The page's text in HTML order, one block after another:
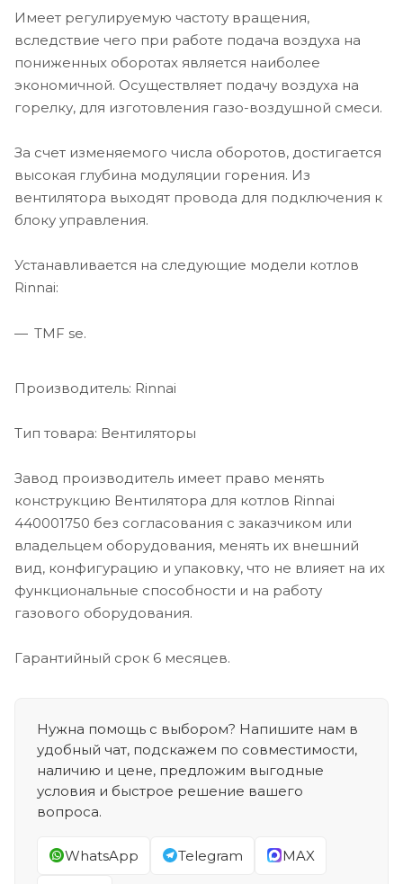
Имеет регулируемую частоту вращения,
вследствие чего при работе подача воздуха на
пониженных оборотах является наиболее
экономичной. Осуществляет подачу воздуха на
горелку, для изготовления газо-воздушной смеси.
За счет изменяемого числа оборотов, достигается
высокая глубина модуляции горения. Из
вентилятора выходят провода для подключения к
блоку управления.
Устанавливается на следующие модели котлов
Rinnai:
TMF se.
Производитель: Rinnai
Тип товара: Вентиляторы
Завод производитель имеет право менять
конструкцию Вентилятора для котлов Rinnai
440001750 без согласования с заказчиком или
владельцем оборудования, менять их внешний
вид, конфигурацию и упаковку, что не влияет на их
функциональные способности и на работу
газового оборудования.
Гарантийный срок 6 месяцев.
Нужна помощь с выбором? Напишите нам в
удобный чат, подскажем по совместимости,
наличию и цене, предложим выгодные
условия и быстрое решение вашего
вопроса.
WhatsApp Telegram MAX